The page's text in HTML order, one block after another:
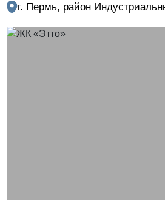
г. Пермь, район